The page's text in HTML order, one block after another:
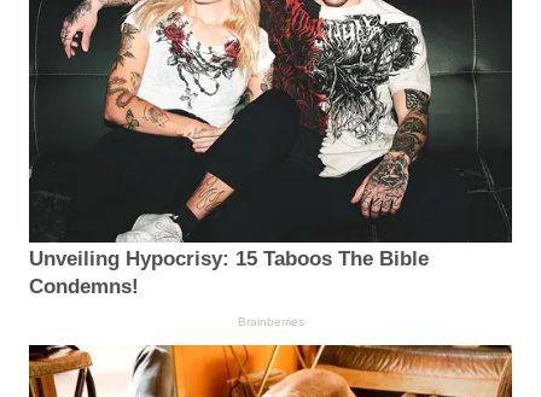
Unveiling Hypocrisy: 15 Taboos The Bible
Condemns!
Brainberries